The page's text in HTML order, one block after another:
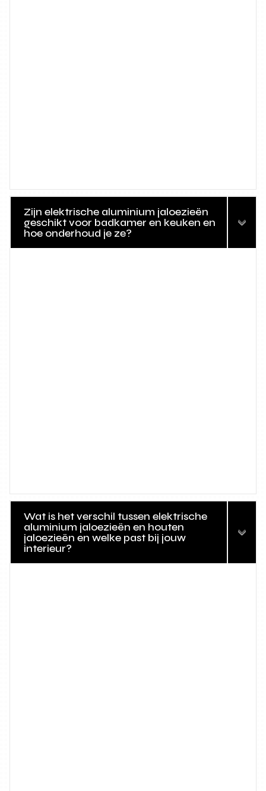
Zijn elektrische aluminium jaloezieën
geschikt voor badkamer en keuken en
hoe onderhoud je ze?
Wat is het verschil tussen elektrische
aluminium jaloezieën en houten
jaloezieën en welke past bij jouw
interieur?